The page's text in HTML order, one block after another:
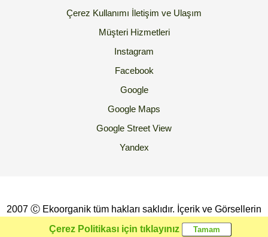
Çerez Kullanımı İletişim ve Ulaşım
Müşteri Hizmetleri
Instagram
Facebook
Google
Google Maps
Google Street View
Yandex
Çerez Politikası için tıklayınız
2007 Ⓒ Ekoorganik tüm hakları saklıdır. İçerik ve Görsellerin
İzinsiz Kopyalanması yada Kullanılması Yasaktır.